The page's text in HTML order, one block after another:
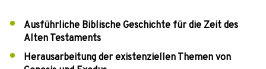
Ausführliche Biblische Geschichte für die Zeit des
Alten Testaments
Herausarbeitung der existenziellen Themen von